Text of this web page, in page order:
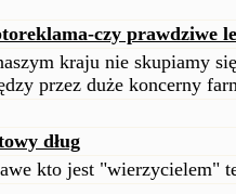
czy prawdziwe
kraju nie skupiamy
przez duże koncerny
dług
kto jest "wierzycielem"